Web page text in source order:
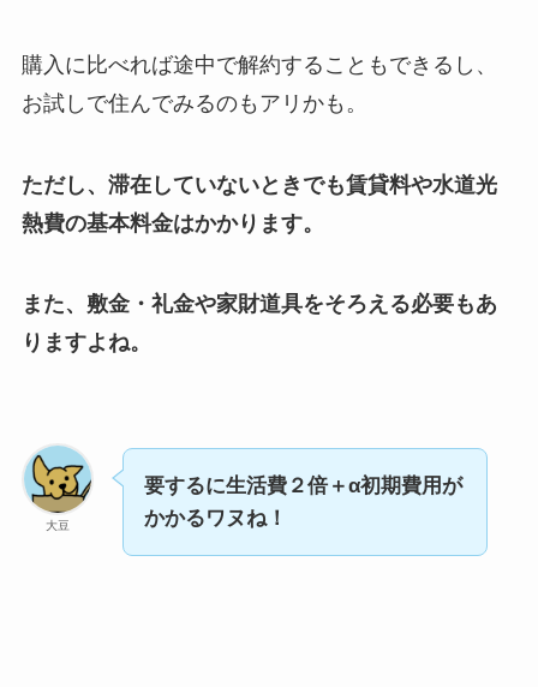
購入に比べれば途中で解約することもできるし、
お試しで住んでみるのもアリかも。
ただし、滞在していないときでも賃貸料や水道光
熱費の基本料金はかかります。
また、敷金・礼金や家財道具をそろえる必要もあ
りますよね。
大豆
要するに生活費２倍＋α初期費用が
かかるワヌね！